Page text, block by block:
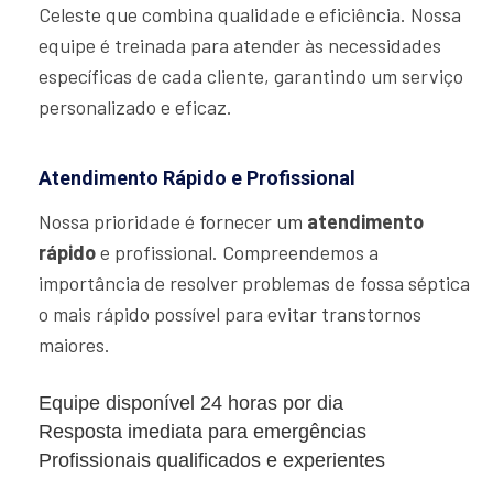
Celeste que combina qualidade e eficiência. Nossa
equipe é treinada para atender às necessidades
específicas de cada cliente, garantindo um serviço
personalizado e eficaz.
Atendimento Rápido e Profissional
Nossa prioridade é fornecer um atendimento
rápidoe profissional. Compreendemos a
importância de resolver problemas de fossa séptica
o mais rápido possível para evitar transtornos
maiores.
Equipe disponível 24 horas por dia
Resposta imediata para emergências
Profissionais qualificados e experientes